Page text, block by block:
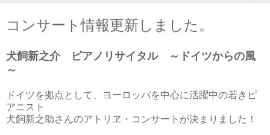
コンサート情報更新しました。
犬飼新之介 ピアノリサイタル
～ドイツからの風
～
ドイツを拠点として、ヨーロッパを中心に活躍中の若きピ
アニスト
犬飼新之助さんのアトリヱ・コンサートが決まりました！